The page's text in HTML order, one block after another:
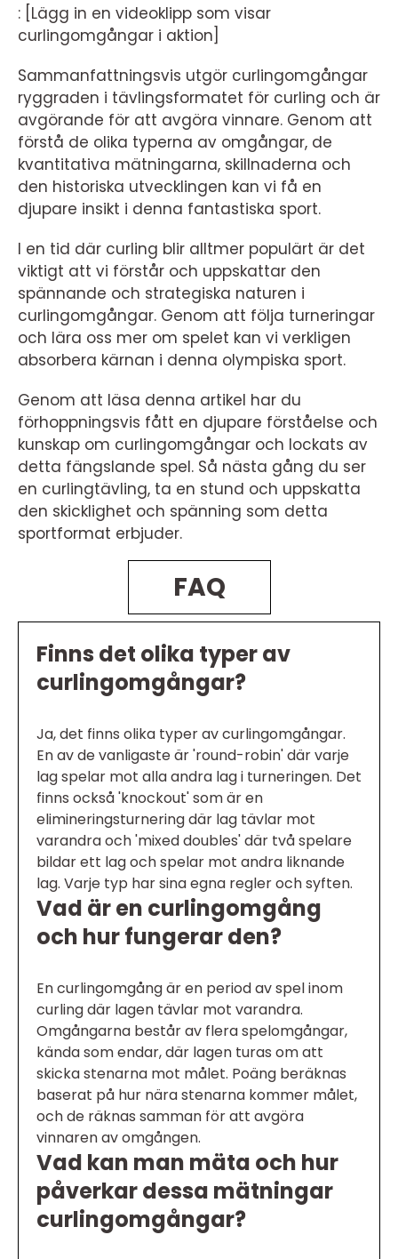
: [Lägg in en videoklipp som visar
curlingomgångar i aktion]
Sammanfattningsvis utgör curlingomgångar
ryggraden i tävlingsformatet för curling och är
avgörande för att avgöra vinnare. Genom att
förstå de olika typerna av omgångar, de
kvantitativa mätningarna, skillnaderna och
den historiska utvecklingen kan vi få en
djupare insikt i denna fantastiska sport.
I en tid där curling blir alltmer populärt är det
viktigt att vi förstår och uppskattar den
spännande och strategiska naturen i
curlingomgångar. Genom att följa turneringar
och lära oss mer om spelet kan vi verkligen
absorbera kärnan i denna olympiska sport.
Genom att läsa denna artikel har du
förhoppningsvis fått en djupare förståelse och
kunskap om curlingomgångar och lockats av
detta fängslande spel. Så nästa gång du ser
en curlingtävling, ta en stund och uppskatta
den skicklighet och spänning som detta
sportformat erbjuder.
FAQ
Finns det olika typer av
curlingomgångar?
Ja, det finns olika typer av curlingomgångar.
En av de vanligaste är 'round-robin' där varje
lag spelar mot alla andra lag i turneringen. Det
finns också 'knockout' som är en
elimineringsturnering där lag tävlar mot
varandra och 'mixed doubles' där två spelare
bildar ett lag och spelar mot andra liknande
lag. Varje typ har sina egna regler och syften.
Vad är en curlingomgång
och hur fungerar den?
En curlingomgång är en period av spel inom
curling där lagen tävlar mot varandra.
Omgångarna består av flera spelomgångar,
kända som endar, där lagen turas om att
skicka stenarna mot målet. Poäng beräknas
baserat på hur nära stenarna kommer målet,
och de räknas samman för att avgöra
vinnaren av omgången.
Vad kan man mäta och hur
påverkar dessa mätningar
curlingomgångar?